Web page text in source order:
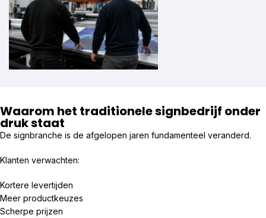
Waarom het traditionele signbedrijf onder
druk staat
De signbranche is de afgelopen jaren fundamenteel veranderd.
Klanten verwachten:
Kortere levertijden
Meer productkeuzes
Scherpe prijzen